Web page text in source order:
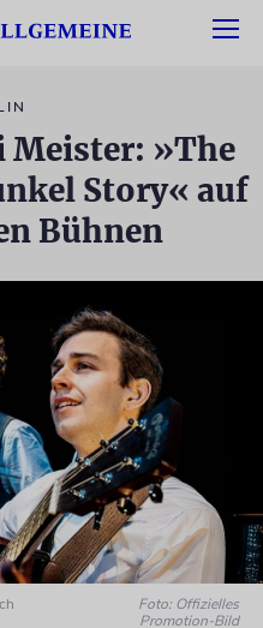
Meister: »The
Story« auf
Bühnen
Foto: Offizielles
Promotion-Bild